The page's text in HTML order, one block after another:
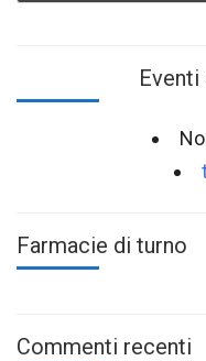
Eventi
Farmacie di turno
Commenti recenti